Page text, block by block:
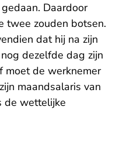
Daardoor
twee zouden botsen.
dat hij na zijn
dezelfde dag zijn
moet de werknemer
maandsalaris van
de wettelijke